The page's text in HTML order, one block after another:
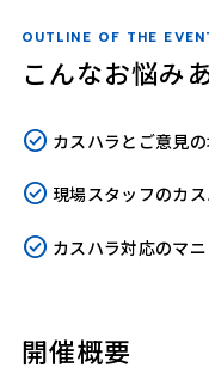
OUTLINE OF THE
こんなお悩み
カスハラとご意見
現場スタッフのカ
カスハラ対応のマ
開催概要